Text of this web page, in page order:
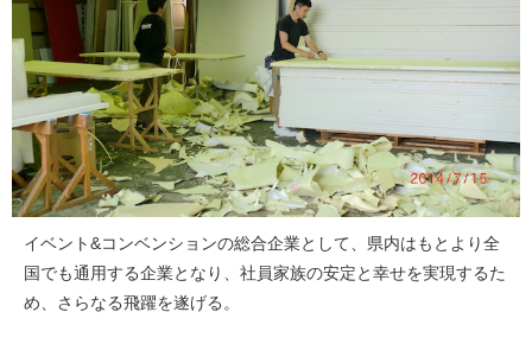
イベント&コンベンションの総合企業として、県内はもとより全
国でも通用する企業となり、社員家族の安定と幸せを実現するた
め、さらなる飛躍を遂げる。